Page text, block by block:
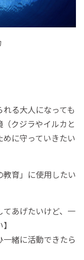
る大人になっても
クジラやイルカと
に守っていきたい
育」に使用したい
てあげたいけど、一
一緒に活動できたら